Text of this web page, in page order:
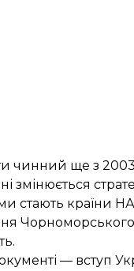
чинний ще з
стають країни
Чорноморського
— вступ